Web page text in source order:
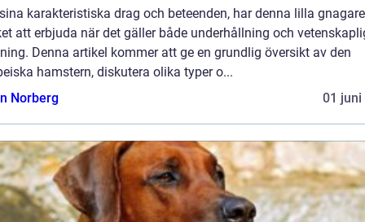
karakteristiska drag och beteenden, har denna lilla gnagare
att erbjuda när det gäller både underhållning och
Denna artikel kommer att ge en grundlig översikt av den
hamstern, diskutera olika typer o...
Norberg
01 juni